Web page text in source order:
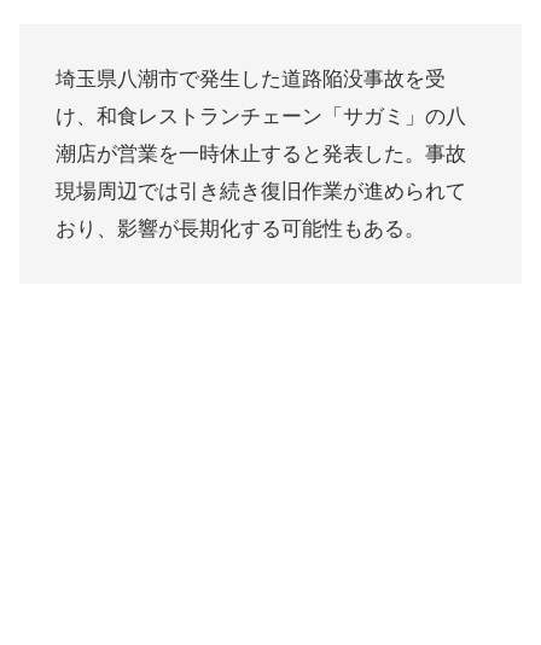
埼玉県八潮市で発生した道路陥没事故を受
け、和食レストランチェーン「サガミ」の八
潮店が営業を一時休止すると発表した。事故
現場周辺では引き続き復旧作業が進められて
おり、影響が長期化する可能性もある。